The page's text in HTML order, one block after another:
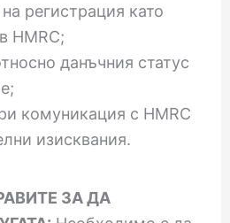
регистрация като
HMRC;
данъчния статус
комуникация с HMRC
изисквания.
ЗА ДА